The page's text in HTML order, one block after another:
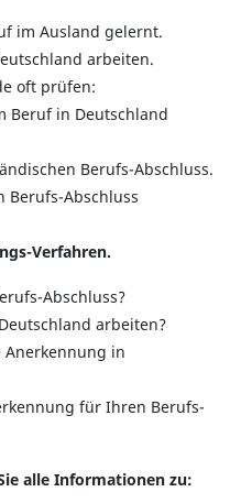
im Ausland gelernt.
arbeiten.
oft prüfen:
Beruf in Deutschland
Berufs-Abschluss.
Berufs-Abschluss
Verfahren.
Abschluss?
arbeiten?
Anerkennung in
für Ihren Berufs-
alle Informationen zu: